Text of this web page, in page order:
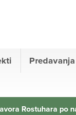
Predavanja
Rostuhara po